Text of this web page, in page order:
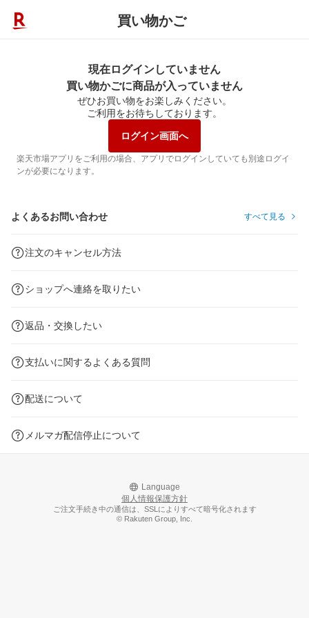
買い物かご
現在ログインしていません
買い物かごに商品が入っていません
ぜひお買い物をお楽しみください。
ご利用をお待ちしております。
ログイン画面へ
楽天市場アプリをご利用の場合、アプリでログインしていても別途ログイ
ンが必要になります。
よくあるお問い合わせ すべて見る
注文のキャンセル方法
ショップへ連絡を取りたい
返品・交換したい
支払いに関するよくある質問
配送について
メルマガ配信停止について
Language
個人情報保護方針
ご注文手続き中の通信は、SSLによりすべて暗号化されます
© Rakuten Group, Inc.